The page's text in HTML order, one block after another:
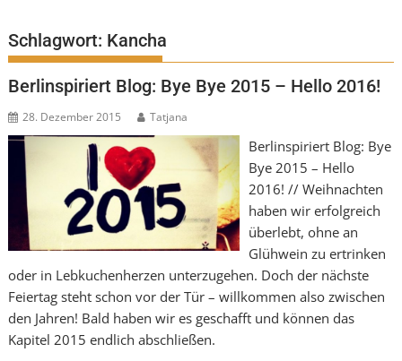
Schlagwort: Kancha
Berlinspiriert Blog: Bye Bye 2015 – Hello 2016!
28. Dezember 2015 Tatjana
Berlinspiriert Blog: Bye
Bye 2015 – Hello
2016! // Weihnachten
haben wir erfolgreich
überlebt, ohne an
Glühwein zu ertrinken
oder in Lebkuchenherzen unterzugehen. Doch der nächste
Feiertag steht schon vor der Tür – willkommen also zwischen
den Jahren! Bald haben wir es geschafft und können das
Kapitel 2015 endlich abschließen.